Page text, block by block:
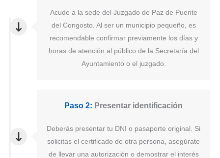
Acude a la sede del Juzgado de Paz de Puente
del Congosto. Al ser un municipio pequeño, es
recomendable confirmar previamente los días y
horas de atención al público de la Secretaría del
Ayuntamiento o el juzgado.
Paso 2: Presentar identificación
Deberás presentar tu DNI o pasaporte original. Si
solicitas el certificado de otra persona, asegúrate
de llevar una autorización o demostrar el interés